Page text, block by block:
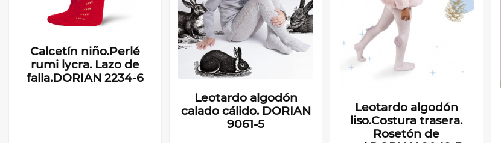
Calcetín niño.Perlé
rumi lycra. Lazo de
falla.DORIAN 2234-6
Leotardo algodón
calado cálido. DORIAN
9061-5
Leotardo algodón
liso.Costura trasera.
Rosetón de